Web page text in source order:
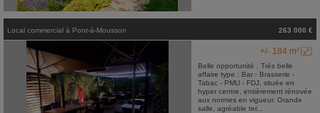
Local commercial à Pont-à-Mousson 263 000 €
+/- 184 m²
Belle opportunité . Très belle
affaire type : Bar - Brasserie -
Tabac - PMU - FDJ, située en
hyper centre, entièrement rénovée
aux normes en vigueur. Grande
salle, agréable ter...